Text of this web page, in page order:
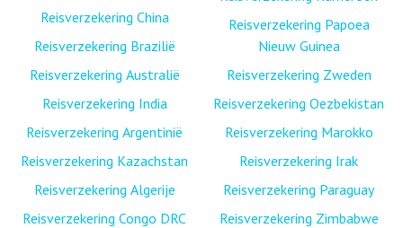
Reisverzekering China
Reisverzekering Brazilië
Reisverzekering Australië
Reisverzekering India
Reisverzekering Argentinië
Reisverzekering Kazachstan
Reisverzekering Algerije
Reisverzekering Congo DRC
Reisverzekering Papoea
Nieuw Guinea
Reisverzekering Zweden
Reisverzekering Oezbekistan
Reisverzekering Marokko
Reisverzekering Irak
Reisverzekering Paraguay
Reisverzekering Zimbabwe